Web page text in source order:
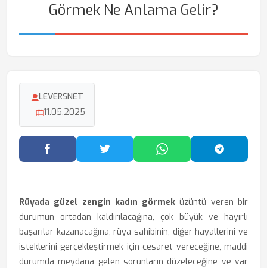
Görmek Ne Anlama Gelir?
LEVERSNET
11.05.2025
Facebook'ta PaylaşTwitter'da PaylaşWhatsApp'ta Paylaş
Rüyada güzel zengin kadın görmek üzüntü veren bir
durumun ortadan kaldırılacağına, çok büyük ve hayırlı
başarılar kazanacağına, rüya sahibinin, diğer hayallerini ve
isteklerini gerçekleştirmek için cesaret vereceğine, maddi
durumda meydana gelen sorunların düzeleceğine ve var